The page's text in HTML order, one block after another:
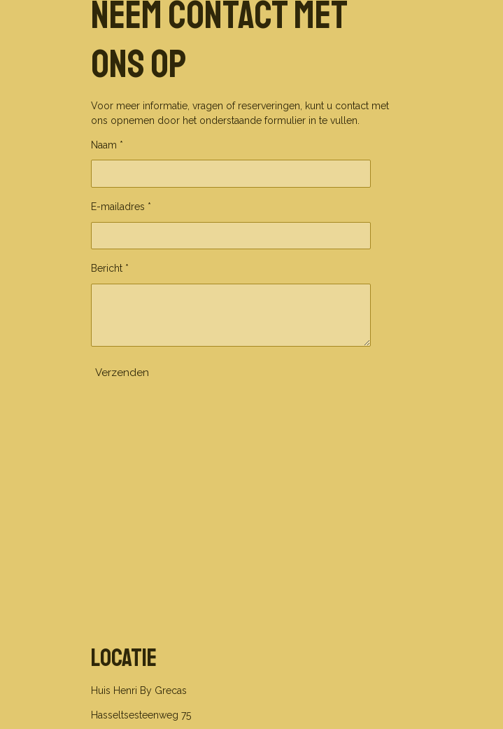
Neem contact met
ons op
Voor meer informatie, vragen of reserveringen, kunt u contact met
ons opnemen door het onderstaande formulier in te vullen.
Naam *
E-mailadres *
Bericht *
Verzenden
Locatie
Huis Henri By Grecas
Hasseltsesteenweg 75